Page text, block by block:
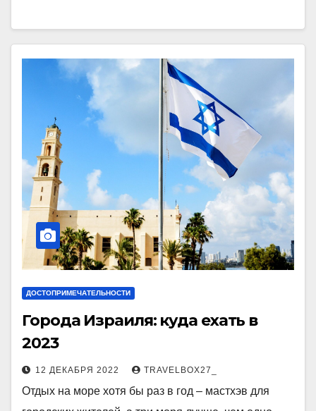
ДОСТОПРИМЕЧАТЕЛЬНОСТИ
Города Израиля: куда ехать в
2023
12 ДЕКАБРЯ 2022 TRAVELBOX27_
Отдых на море хотя бы раз в год – мастхэв для